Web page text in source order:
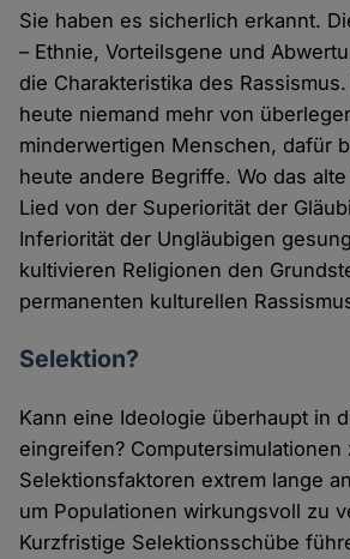
Sie haben es sicherlich erkannt.
– Ethnie, Vorteilsgene und
die Charakteristika des
heute niemand mehr von
minderwertigen Menschen, dafür
heute andere Begriffe. Wo das
Lied von der Superiorität der
Inferiorität der Ungläubigen
kultivieren Religionen den
permanenten kulturellen
Selektion?
Kann eine Ideologie überhaupt in
eingreifen? Computersimulationen
Selektionsfaktoren extrem lange
um Populationen wirkungsvoll zu
Kurzfristige Selektionsschübe